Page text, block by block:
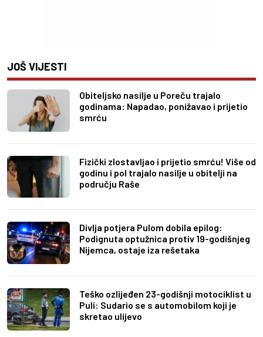
JOŠ VIJESTI
Obiteljsko nasilje u Poreču trajalo
godinama: Napadao, ponižavao i prijetio
smrću
Fizički zlostavljao i prijetio smrću! Više od
godinu i pol trajalo nasilje u obitelji na
području Raše
Divlja potjera Pulom dobila epilog:
Podignuta optužnica protiv 19-godišnjeg
Nijemca, ostaje iza rešetaka
Teško ozlijeđen 23-godišnji motociklist u
Puli: Sudario se s automobilom koji je
skretao ulijevo